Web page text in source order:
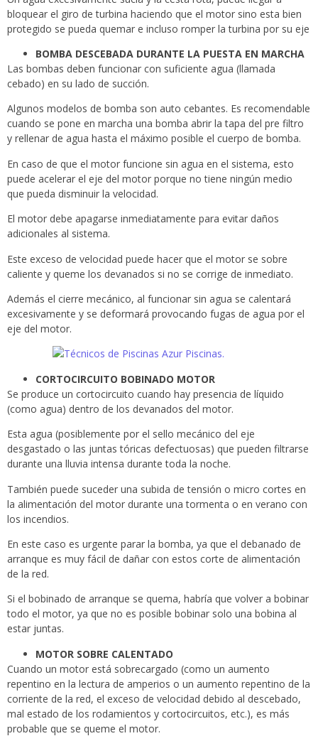
bloquear el giro de turbina haciendo que el motor sino esta bien
protegido se pueda quemar e incluso romper la turbina por su eje
BOMBA DESCEBADA DURANTE LA PUESTA EN MARCHA
Las bombas deben funcionar con suficiente agua (llamada
cebado) en su lado de succión.
Algunos modelos de bomba son auto cebantes. Es recomendable
cuando se pone en marcha una bomba abrir la tapa del pre filtro
y rellenar de agua hasta el máximo posible el cuerpo de bomba.
En caso de que el motor funcione sin agua en el sistema, esto
puede acelerar el eje del motor porque no tiene ningún medio
que pueda disminuir la velocidad.
El motor debe apagarse inmediatamente para evitar daños
adicionales al sistema.
Este exceso de velocidad puede hacer que el motor se sobre
caliente y queme los devanados si no se corrige de inmediato.
Además el cierre mecánico, al funcionar sin agua se calentará
excesivamente y se deformará provocando fugas de agua por el
eje del motor.
CORTOCIRCUITO BOBINADO MOTOR
Se produce un cortocircuito cuando hay presencia de líquido
(como agua) dentro de los devanados del motor.
Esta agua (posiblemente por el sello mecánico del eje
desgastado o las juntas tóricas defectuosas) que pueden filtrarse
durante una lluvia intensa durante toda la noche.
También puede suceder una subida de tensión o micro cortes en
la alimentación del motor durante una tormenta o en verano con
los incendios.
En este caso es urgente parar la bomba, ya que el debanado de
arranque es muy fácil de dañar con estos corte de alimentación
de la red.
Si el bobinado de arranque se quema, habría que volver a bobinar
todo el motor, ya que no es posible bobinar solo una bobina al
estar juntas.
MOTOR SOBRE CALENTADO
Cuando un motor está sobrecargado (como un aumento
repentino en la lectura de amperios o un aumento repentino de la
corriente de la red, el exceso de velocidad debido al descebado,
mal estado de los rodamientos y cortocircuitos, etc.), es más
probable que se queme el motor.